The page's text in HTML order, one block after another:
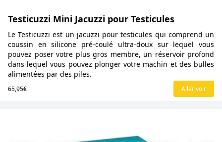
Testicuzzi Mini Jacuzzi pour Testicules
Le Testicuzzi est un jacuzzi pour testicules qui comprend un
coussin en silicone pré-coulé ultra-doux sur lequel vous
pouvez poser votre plus gros membre, un réservoir profond
dans lequel vous pouvez plonger votre machin et des bulles
alimentées par des piles.
65,95€ Aller voir